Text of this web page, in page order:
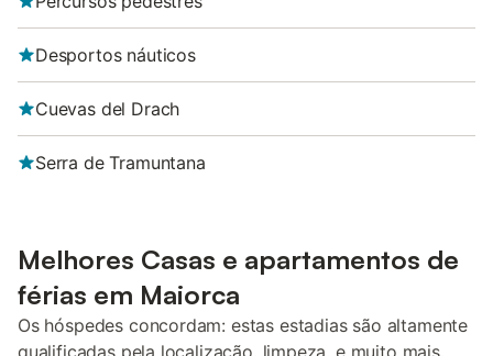
Desportos náuticos
Cuevas del Drach
Serra de Tramuntana
Melhores Casas e apartamentos de
férias em Maiorca
Os hóspedes concordam: estas estadias são altamente
qualificadas pela localização, limpeza, e muito mais.